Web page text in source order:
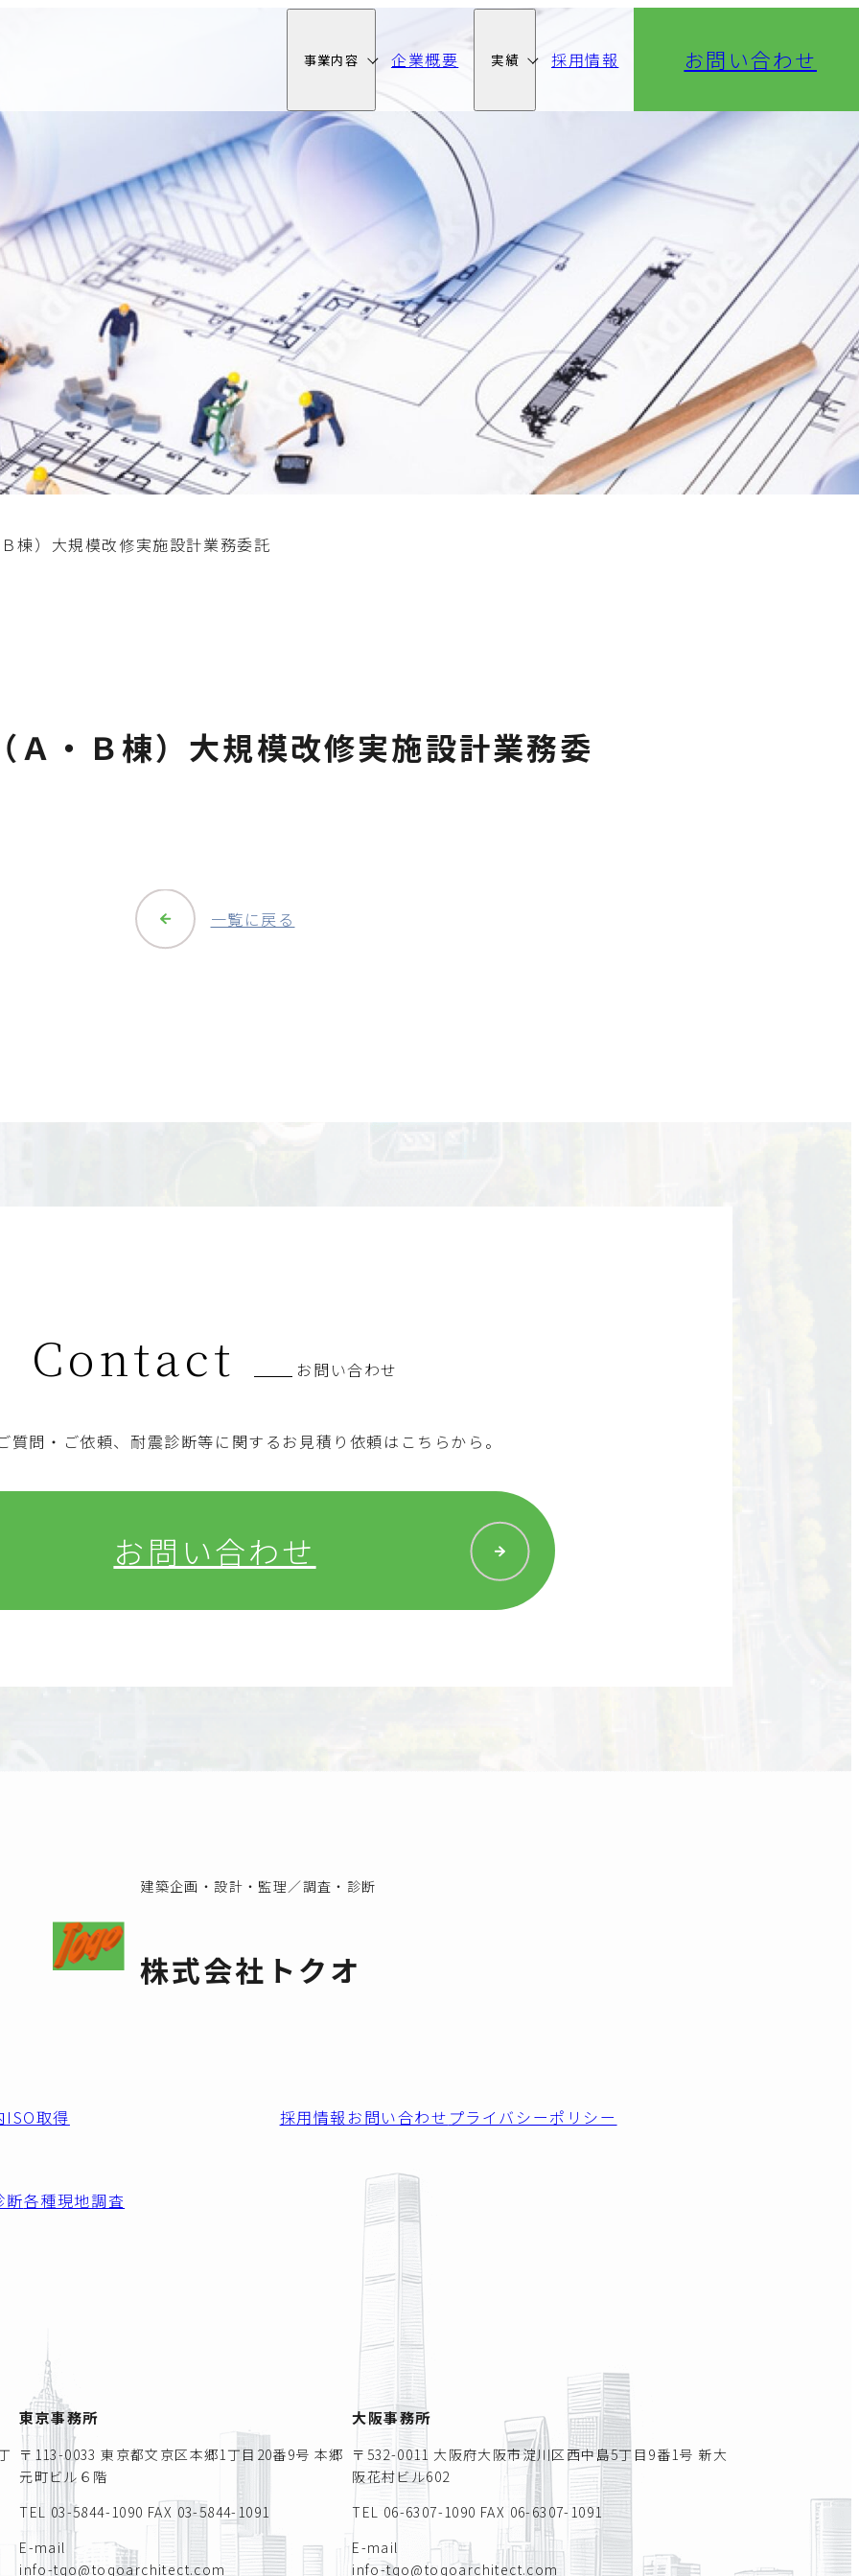
事業内容 企業概要 実績 採用情報 お問い合わせ
棟）大規模改修実施設計業務委託
Ａ・Ｂ棟）大規模改修実施設計業務委
一覧に戻る
Contact お問い合わせ
質問・ご依頼、耐震診断等に関するお見積り依頼はこちらから。
お問い合わせ
建築企画・設計・監理／調査・診断
株式会社トクオ
ISO取得
断各種現地調査
採用情報お問い合わせ プライバシーポリシー
東京事務所
〒113-0033 東京都文京区本郷1丁目20番9号 本郷
元町ビル６階
TEL 03-5844-1090 FAX 03-5844-1091
E-mail
info-tqo@toqoarchitect.com
大阪事務所
〒532-0011 大阪府大阪市淀川区西中島5丁目9番1号 新大
阪花村ビル602
TEL 06-6307-1090 FAX 06-6307-1091
E-mail
info-tqo@toqoarchitect.com